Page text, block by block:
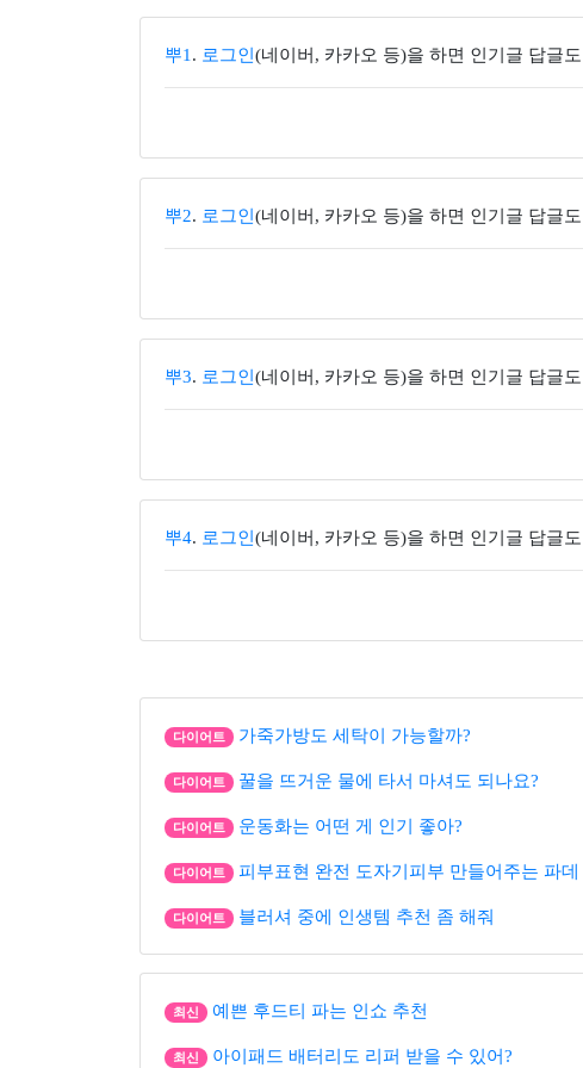
뿌1 . 로그인 (네이버, 카카오 등)을 하면 인기글 답글
뿌2. 로그인 (네이버, 카카오 등)을 하면 인기글 답글
뿌3. 로그인 (네이버, 카카오 등)을 하면 인기글 답글
뿌4. 로그인 (네이버, 카카오 등)을 하면 인기글 답글
다이어트 가죽가방도 세탁이 가능할까?
다이어트 꿀을 뜨거운 물에 타서 마셔도 되나요?
다이어트 운동화는 어떤 게 인기 좋아?
다이어트 피부표현 완전 도자기피부 만들어주는 파
다이어트 블러셔 중에 인생템 추천 좀 해줘
최신 예쁜 후드티 파는 인쇼 추천
최신 아이패드 배터리도 리퍼 받을 수 있어?